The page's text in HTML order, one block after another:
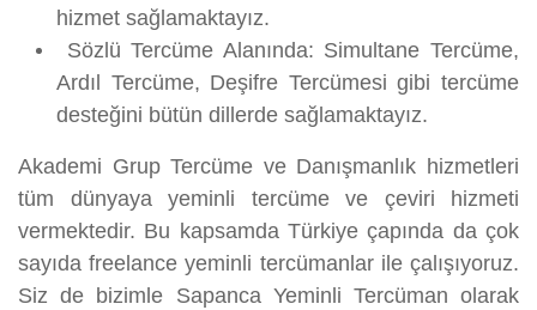
hizmet sağlamaktayız.
Sözlü Tercüme Alanında: Simultane Tercüme,
Ardıl Tercüme, Deşifre Tercümesi gibi tercüme
desteğini bütün dillerde sağlamaktayız.
Akademi Grup Tercüme ve Danışmanlık hizmetleri
tüm dünyaya yeminli tercüme ve çeviri hizmeti
vermektedir. Bu kapsamda Türkiye çapında da çok
sayıda freelance yeminli tercümanlar ile çalışıyoruz.
Siz de bizimle Sapanca Yeminli Tercüman olarak